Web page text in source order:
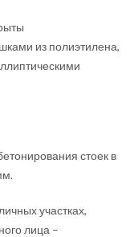
из полиэтилена,
стоек в
участках,
лица –